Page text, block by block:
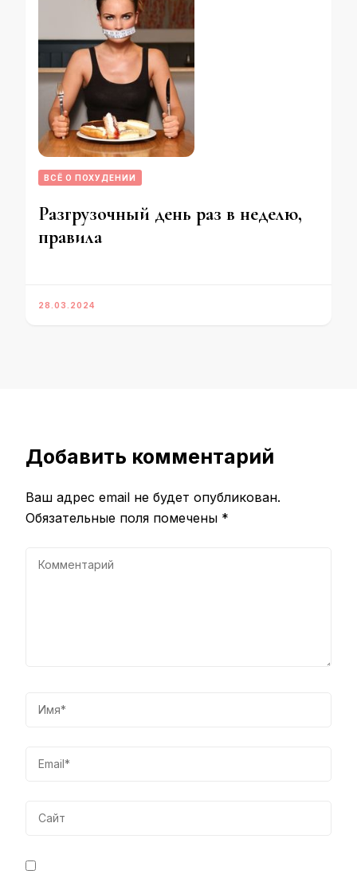
ВСЁ О ПОХУДЕНИИ
Разгрузочный день раз в неделю,
правила
28.03.2024
Добавить комментарий
Ваш адрес email не будет опубликован.
Обязательные поля помечены *